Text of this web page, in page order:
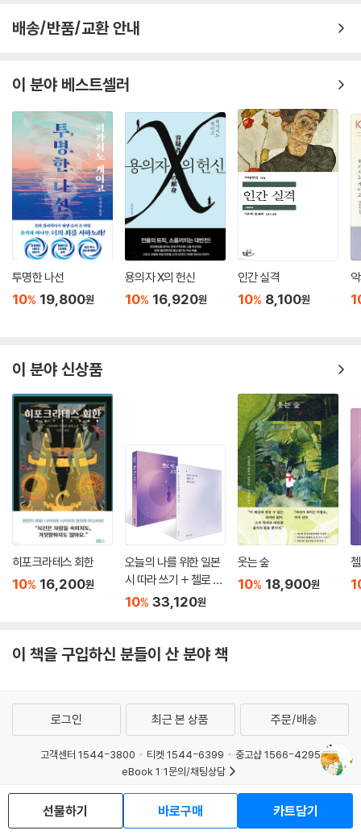
배송/반품/교환 안내
이 분야 베스트셀러
투명한 나선
10% 19,800원
용의자 X의 헌신
10% 16,920원
인간 실격
10% 8,100원
이 분야 신상품
히포크라테스 회한
10% 16,200원
오늘의 나를 위한 일본
시 따라 쓰기 + 첼로 켜
는 고슈 세트
10% 33,120원
웃는 숲
10% 18,900원
이 책을 구입하신 분들이 산 분야 책
선물하기 바로구매 카트담기
로그인 최근 본 상품 주문/배송
고객센터 1544-3800 티켓 1544-6399
중고샵 1566-4295
eBook 1:1문의/채팅상담
예스이십사(주) 사업자 정보
이용약관
개인정보처리방침
청소년보호정책